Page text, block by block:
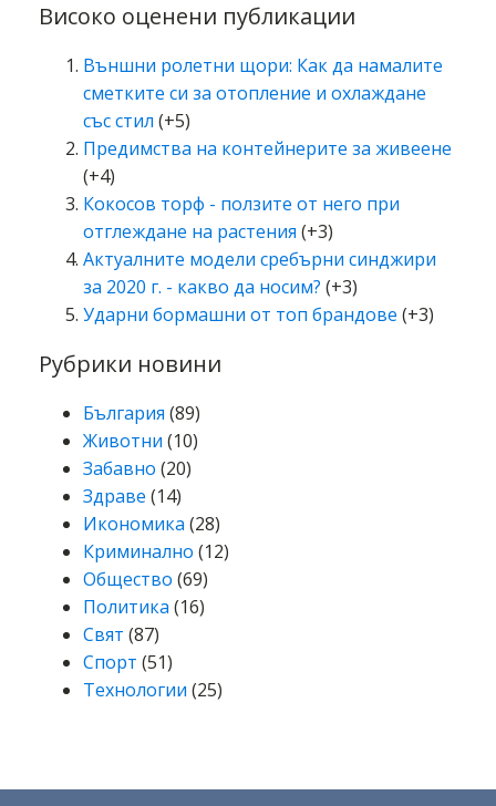
Високо оценени публикации
Външни ролетни щори: Как да намалите
сметките си за отопление и охлаждане
със стил (+5)
Предимства на контейнерите за живеене
(+4)
Кокосов торф - ползите от него при
отглеждане на растения (+3)
Актуалните модели сребърни синджири
за 2020 г. - какво да носим? (+3)
Ударни бормашни от топ брандове (+3)
Рубрики новини
България (89)
Животни (10)
Забавно (20)
Здраве (14)
Икономика (28)
Криминално (12)
Общество (69)
Политика (16)
Свят (87)
Спорт (51)
Технологии (25)